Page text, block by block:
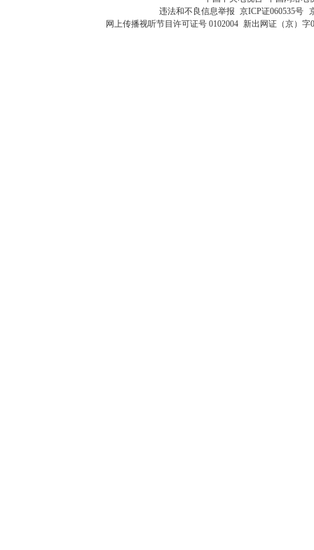
违法和不良信息举报 京ICP证060535号
网上传播视听节目许可证号 0102004 新出网证（京）